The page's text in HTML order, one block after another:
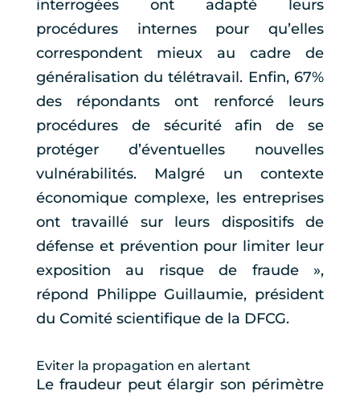
interrogées ont adapté leurs
procédures internes pour qu’elles
correspondent mieux au cadre de
généralisation du télétravail. Enfin, 67%
des répondants ont renforcé leurs
procédures de sécurité afin de se
protéger d’éventuelles nouvelles
vulnérabilités. Malgré un contexte
économique complexe, les entreprises
ont travaillé sur leurs dispositifs de
défense et prévention pour limiter leur
exposition au risque de fraude »,
répond Philippe Guillaumie, président
du Comité scientifique de la DFCG.
Eviter la propagation en alertant
Le fraudeur peut élargir son périmètre